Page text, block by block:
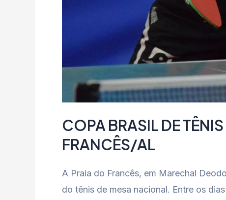
COPA BRASIL DE
FRANCÊS/AL
A Praia do Francês, em Marechal
do tênis de mesa nacional. Entre os